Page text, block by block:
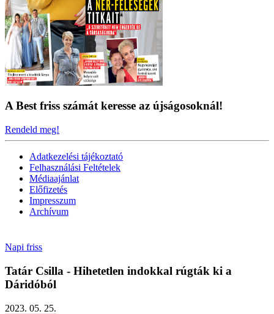
A Best friss számát keresse az újságosoknál!
Rendeld meg!
Adatkezelési tájékoztató
Felhasználási Feltételek
Médiaajánlat
Előfizetés
Impresszum
Archívum
Napi friss
Tatár Csilla - Hihetetlen indokkal rúgták ki a
Dáridóból
2023. 05. 25.